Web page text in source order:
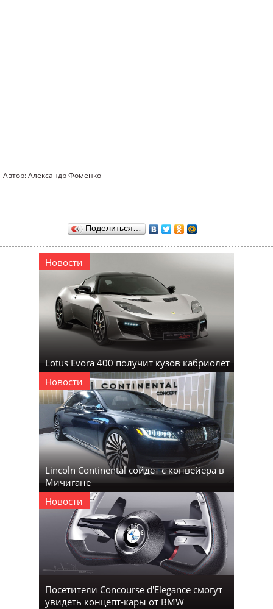
Автор: Александр Фоменко
Поделиться…
Новости
Lotus Evora 400 получит кузов кабриолет
Новости
Lincoln Continental сойдет с конвейера в
Мичигане
Новости
Посетители Concourse d'Elegance смогут
увидеть концепт-кары от BMW